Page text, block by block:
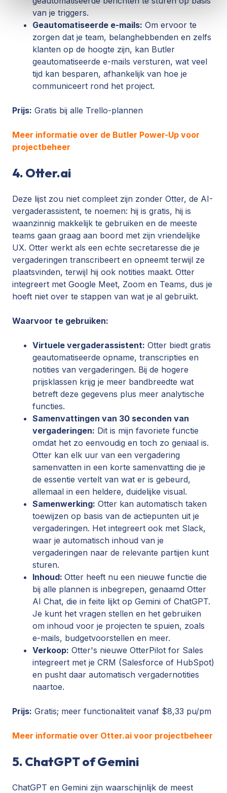
van je triggers.
Geautomatiseerde e-mails: Om ervoor te
zorgen dat je team, belanghebbenden en zelfs
klanten op de hoogte zijn, kan Butler
geautomatiseerde e-mails versturen, wat veel
tijd kan besparen, afhankelijk van hoe je
communiceert rond het project.
Prijs: Gratis bij alle Trello-plannen
Meer informatie over de Butler Power-Up voor
projectbeheer
4. Otter.ai
Deze lijst zou niet compleet zijn zonder Otter, de AI-
vergaderassistent, te noemen: hij is gratis, hij is
waanzinnig makkelijk te gebruiken en de meeste
teams gaan graag aan boord met zijn vriendelijke
UX. Otter werkt als een echte secretaresse die je
vergaderingen transcribeert en opneemt terwijl ze
plaatsvinden, terwijl hij ook notities maakt. Otter
integreert met Google Meet, Zoom en Teams, dus je
hoeft niet over te stappen van wat je al gebruikt.
Waarvoor te gebruiken:
Virtuele vergaderassistent: Otter biedt gratis
geautomatiseerde opname, transcripties en
notities van vergaderingen. Bij de hogere
prijsklassen krijg je meer bandbreedte wat
betreft deze gegevens plus meer analytische
functies.
Samenvattingen van 30 seconden van
vergaderingen: Dit is mijn favoriete functie
omdat het zo eenvoudig en toch zo geniaal is.
Otter kan elk uur van een vergadering
samenvatten in een korte samenvatting die je
de essentie vertelt van wat er is gebeurd,
allemaal in een heldere, duidelijke visual.
Samenwerking: Otter kan automatisch taken
toewijzen op basis van de actiepunten uit je
vergaderingen. Het integreert ook met Slack,
waar je automatisch inhoud van je
vergaderingen naar de relevante partijen kunt
sturen.
Inhoud: Otter heeft nu een nieuwe functie die
bij alle plannen is inbegrepen, genaamd Otter
AI Chat, die in feite lijkt op Gemini of ChatGPT.
Je kunt het vragen stellen en het gebruiken
om inhoud voor je projecten te spuien, zoals
e-mails, budgetvoorstellen en meer.
Verkoop: Otter's nieuwe OtterPilot for Sales
integreert met je CRM (Salesforce of HubSpot)
en pusht daar automatisch vergadernotities
naartoe.
Prijs: Gratis; meer functionaliteit vanaf $8,33 pu/pm
Meer informatie over Otter.ai voor projectbeheer
5. ChatGPT of Gemini
ChatGPT en Gemini zijn waarschijnlijk de meest